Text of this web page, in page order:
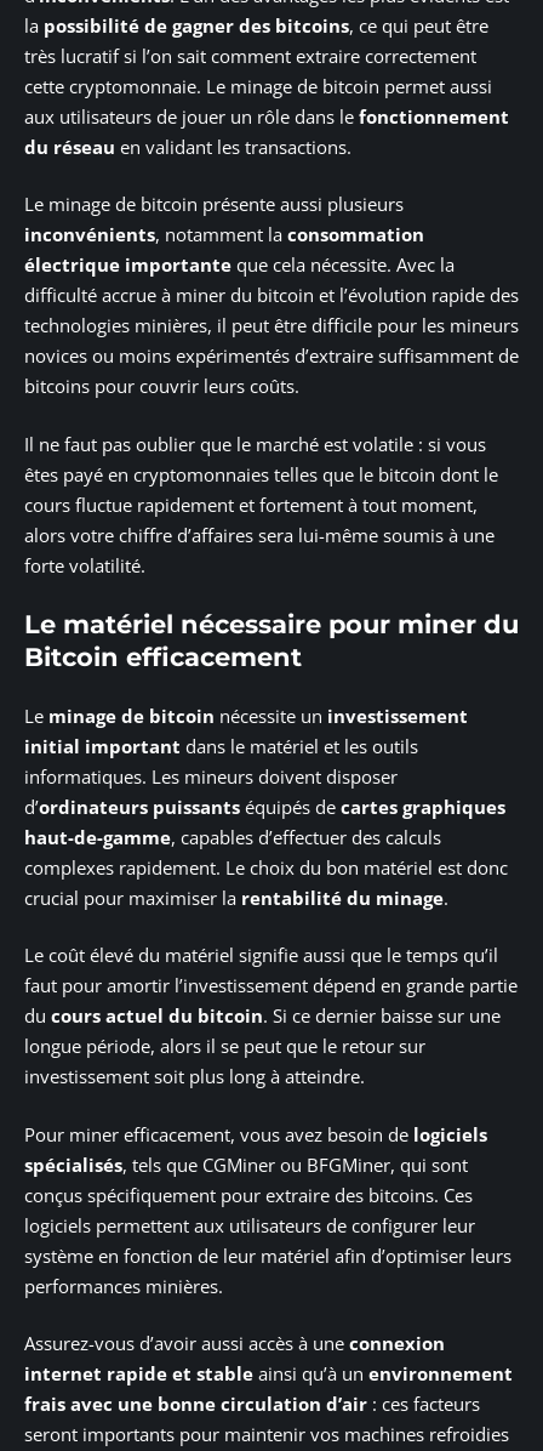
la possibilité de gagner des bitcoins, ce qui peut être
très lucratif si l’on sait comment extraire correctement
cette cryptomonnaie. Le minage de bitcoin permet aussi
aux utilisateurs de jouer un rôle dans le fonctionnement
du réseau en validant les transactions.
Le minage de bitcoin présente aussi plusieurs
inconvénients, notamment la consommation
électrique importante que cela nécessite. Avec la
difficulté accrue à miner du bitcoin et l’évolution rapide des
technologies minières, il peut être difficile pour les mineurs
novices ou moins expérimentés d’extraire suffisamment de
bitcoins pour couvrir leurs coûts.
Il ne faut pas oublier que le marché est volatile : si vous
êtes payé en cryptomonnaies telles que le bitcoin dont le
cours fluctue rapidement et fortement à tout moment,
alors votre chiffre d’affaires sera lui-même soumis à une
forte volatilité.
Le matériel nécessaire pour miner du
Bitcoin efficacement
Le minage de bitcoin nécessite un investissement
initial important dans le matériel et les outils
informatiques. Les mineurs doivent disposer
d’ordinateurs puissants équipés de cartes graphiques
haut-de-gamme, capables d’effectuer des calculs
complexes rapidement. Le choix du bon matériel est donc
crucial pour maximiser la rentabilité du minage.
Le coût élevé du matériel signifie aussi que le temps qu’il
faut pour amortir l’investissement dépend en grande partie
du cours actuel du bitcoin. Si ce dernier baisse sur une
longue période, alors il se peut que le retour sur
investissement soit plus long à atteindre.
Pour miner efficacement, vous avez besoin de logiciels
spécialisés, tels que CGMiner ou BFGMiner, qui sont
conçus spécifiquement pour extraire des bitcoins. Ces
logiciels permettent aux utilisateurs de configurer leur
système en fonction de leur matériel afin d’optimiser leurs
performances minières.
Assurez-vous d’avoir aussi accès à une connexion
internet rapide et stable ainsi qu’à un environnement
frais avec une bonne circulation d’air : ces facteurs
seront importants pour maintenir vos machines refroidies